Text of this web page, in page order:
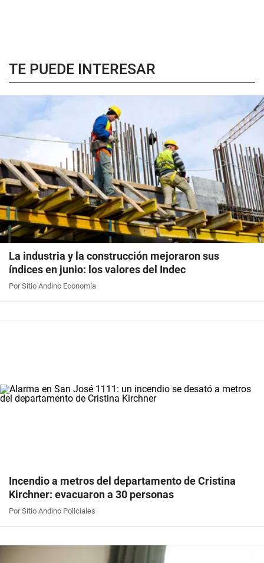
TE PUEDE INTERESAR
La industria y la construcción mejoraron sus
índices en junio: los valores del Indec
Por Sitio Andino Economía
Incendio a metros del departamento de Cristina
Kirchner: evacuaron a 30 personas
Por Sitio Andino Policiales